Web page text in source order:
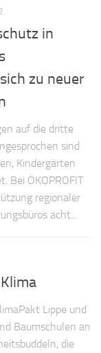
in
zu neuer
auf die dritte
sind
Kindergärten
Bei ÖKOPROFIT
regionaler
acht...
Lippe und
Baumschulen an
die